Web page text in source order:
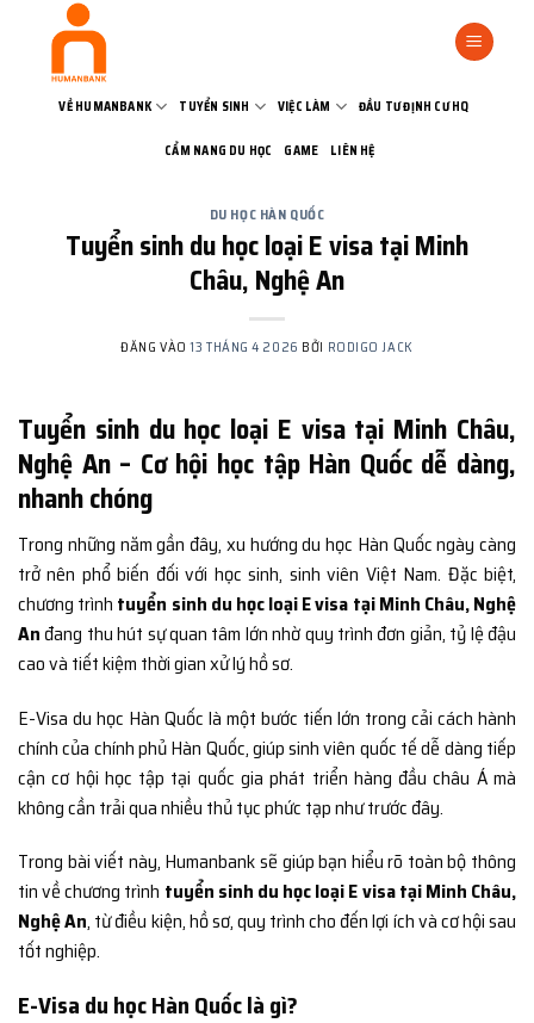
VỀ HUMANBANK TUYỂN SINH VIỆC LÀM ĐẦU TƯ ĐỊNH CƯ HQ
CẨM NANG DU HỌC GAME LIÊN HỆ
DU HỌC HÀN QUỐC
Tuyển sinh du học loại E visa tại Minh
Châu, Nghệ An
ĐĂNG VÀO13 THÁNG 4 2026 BỞI RODIGO JACK
Tuyển sinh du học loại E visa tại Minh Châu,
Nghệ An – Cơ hội học tập Hàn Quốc dễ dàng,
nhanh chóng
Trong những năm gần đây, xu hướng du học Hàn Quốc ngày càng
trở nên phổ biến đối với học sinh, sinh viên Việt Nam. Đặc biệt,
chương trình tuyển sinh du học loại E visa tại Minh Châu, Nghệ
Anđang thu hút sự quan tâm lớn nhờ quy trình đơn giản, tỷ lệ đậu
cao và tiết kiệm thời gian xử lý hồ sơ.
E-Visa du học Hàn Quốc là một bước tiến lớn trong cải cách hành
chính của chính phủ Hàn Quốc, giúp sinh viên quốc tế dễ dàng tiếp
cận cơ hội học tập tại quốc gia phát triển hàng đầu châu Á mà
không cần trải qua nhiều thủ tục phức tạp như trước đây.
Trong bài viết này, Humanbank sẽ giúp bạn hiểu rõ toàn bộ thông
tin về chương trình tuyển sinh du học loại E visa tại Minh Châu,
Nghệ An, từ điều kiện, hồ sơ, quy trình cho đến lợi ích và cơ hội sau
tốt nghiệp.
E-Visa du học Hàn Quốc là gì?